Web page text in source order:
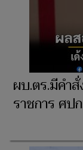
ผบ.ตร.มีคำ
ราชการ ศป